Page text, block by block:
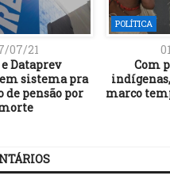
07/21
Dataprev
sistema pra
de pensão por
POLÍTICA
Com
marco